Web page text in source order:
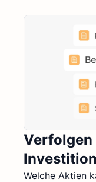
Verfolgen
Welche Aktien